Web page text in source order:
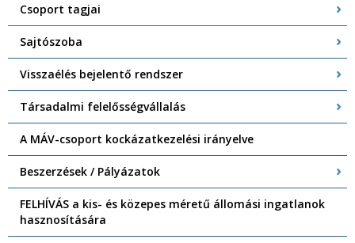
Csoport tagjai
Sajtószoba
Visszaélés bejelentő rendszer
Társadalmi felelősségvállalás
A MÁV-csoport kockázatkezelési irányelve
Beszerzések / Pályázatok
FELHÍVÁS a kis- és közepes méretű állomási ingatlanok
hasznosítására